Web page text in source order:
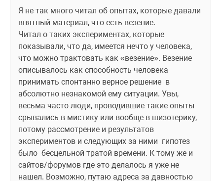
Я не так много читал об опытах, которые давали
внятный материал, что есть везение.
Читал о таких экспериментах, которые
показывали, что да, имеется нечто у человека,
что можно трактовать как «везение». Везение
описывалось как способность человека
принимать спонтанно верное решение  в
абсолютно незнакомой ему ситуации. Увы,
весьма часто люди, проводившие такие опыты
срывались в мистику или вообще в шизотерику,
потому рассмотрение и результатов
экспериментов и следующих за ними  гипотез
было  бесцельной тратой времени. К тому же и
сайтов/форумов где это делалось я уже не
нашел. Возможно, путаю адреса за давностью